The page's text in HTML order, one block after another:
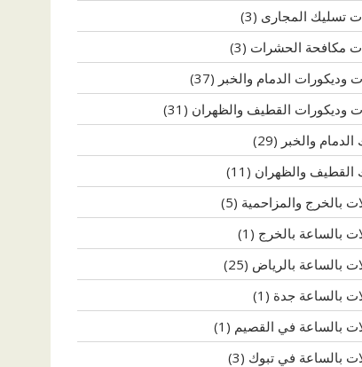
تسليك المجارى (3)
مكافحة الحشرات (3)
وديكورات الدمام والخبر (37)
وديكورات القطيف والظهران (31)
والخبر (29)
القطيف والظهران (11)
بالخرج والمزاحمية (5)
بالساعة بالخرج (1)
بالساعة بالرياض (25)
بالساعة جدة (1)
بالساعة في القصيم (1)
بالساعة في تبوك (3)